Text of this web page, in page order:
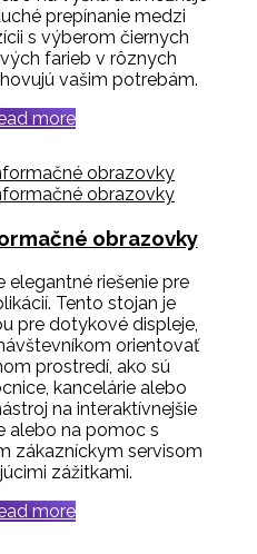
prepínanie medzi
s výberom čiernych
farieb v rôznych
vašim potrebám.
more
obrazovky
elegantné riešenie pre
Tento stojan je
pre dotykové displeje,
orientovať
prostredí, ako sú
kancelárie alebo
na interaktívnejšie
alebo na pomoc s
zákazníckym servisom
zážitkami.
more